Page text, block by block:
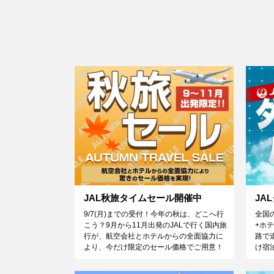
JAL秋旅タイムセール開催中
9/7(月)までの受付！今年の秋は、どこへ行
こう？9月から11月出発のJALで行く国内旅
行が、航空会社とホテルからの全面協力に
より、今だけ限定のセール価格でご用意！
JAL
全国
+ホ
路で
け宿